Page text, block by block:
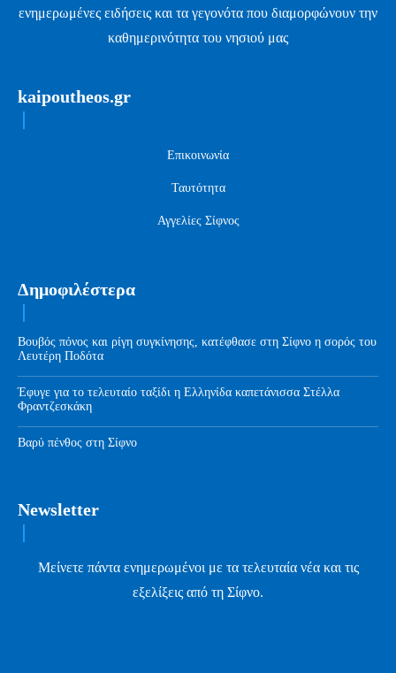
ενημερωμένες ειδήσεις και τα γεγονότα που διαμορφώνουν την
καθημερινότητα του νησιού μας
kaipoutheos.gr
Επικοινωνία
Ταυτότητα
Αγγελίες Σίφνος
Δημοφιλέστερα
Βουβός πόνος και ρίγη συγκίνησης, κατέφθασε στη Σίφνο η σορός του
Λευτέρη Ποδότα
Έφυγε για το τελευταίο ταξίδι η Ελληνίδα καπετάνισσα Στέλλα
Φραντζεσκάκη
Βαρύ πένθος στη Σίφνο
Newsletter
Μείνετε πάντα ενημερωμένοι με τα τελευταία νέα και τις
εξελίξεις από τη Σίφνο.